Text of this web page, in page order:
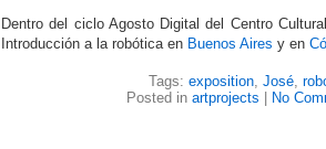
Dentro del ciclo Agosto Digital del Centro
Introducción a la robótica en Buenos Aires y en
Tags: exposition, José,
Posted in artprojects No